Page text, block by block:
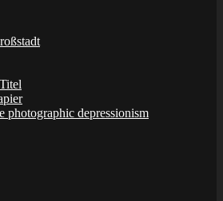
photographic depressionism